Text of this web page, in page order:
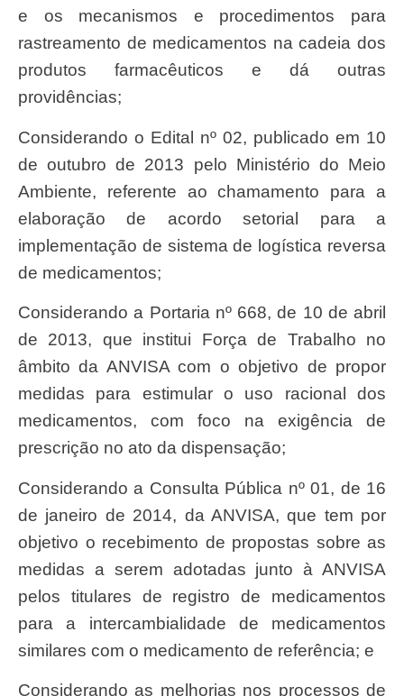
e os mecanismos e procedimentos para
rastreamento de medicamentos na cadeia dos
produtos farmacêuticos e dá outras
providências;
Considerando o Edital nº 02, publicado em 10
de outubro de 2013 pelo Ministério do Meio
Ambiente, referente ao chamamento para a
elaboração de acordo setorial para a
implementação de sistema de logística reversa
de medicamentos;
Considerando a Portaria nº 668, de 10 de abril
de 2013, que institui Força de Trabalho no
âmbito da ANVISA com o objetivo de propor
medidas para estimular o uso racional dos
medicamentos, com foco na exigência de
prescrição no ato da dispensação;
Considerando a Consulta Pública nº 01, de 16
de janeiro de 2014, da ANVISA, que tem por
objetivo o recebimento de propostas sobre as
medidas a serem adotadas junto à ANVISA
pelos titulares de registro de medicamentos
para a intercambialidade de medicamentos
similares com o medicamento de referência; e
Considerando as melhorias nos processos de